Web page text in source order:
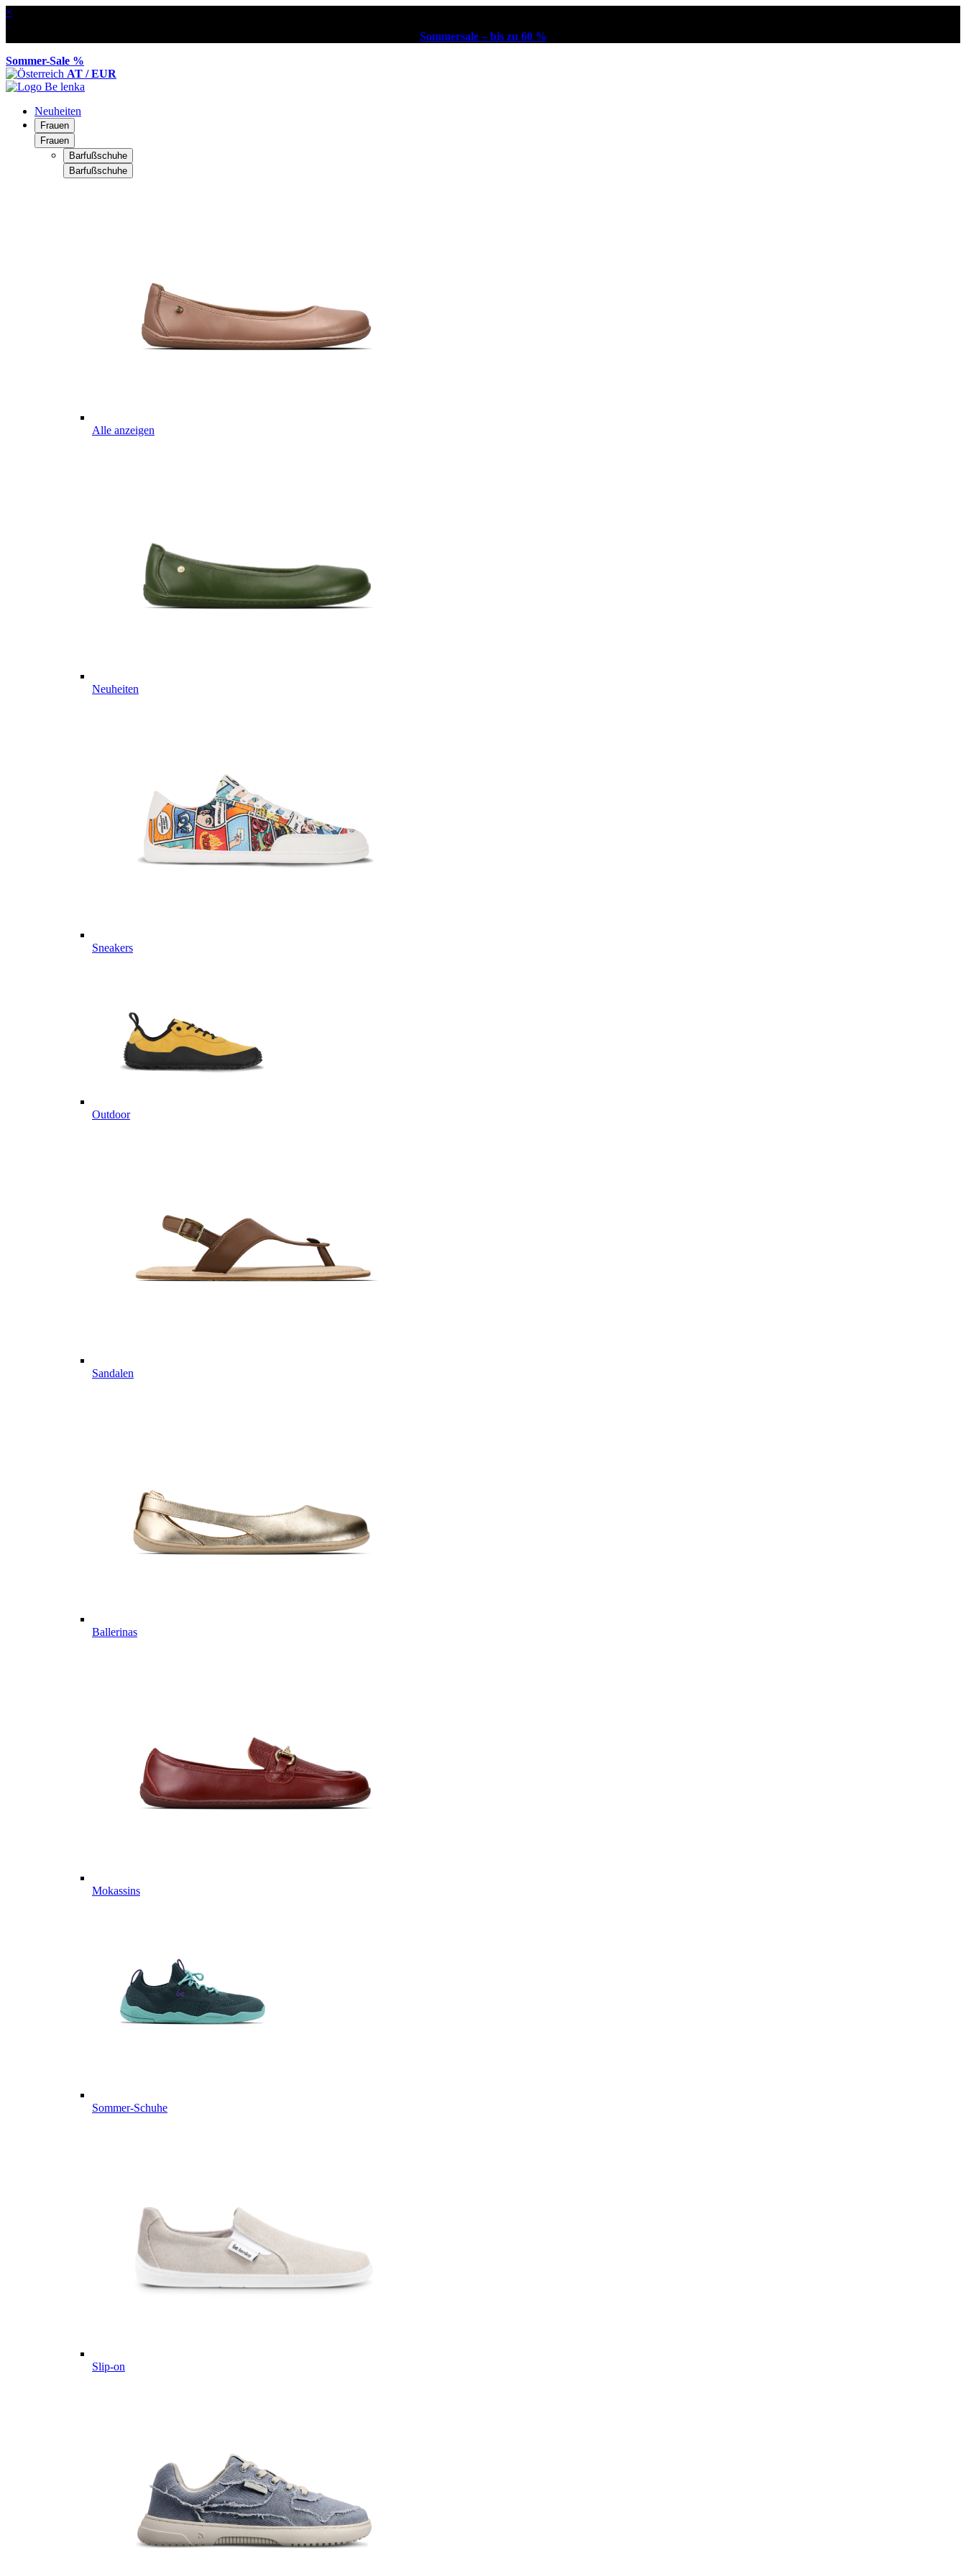
×
Sommersale – bis zu 60 %
Sommer-Sale %
AT / EUR
Neuheiten
Frauen
Frauen
Barfußschuhe
Barfußschuhe
Alle anzeigen
Neuheiten
Sneakers
Outdoor
Sandalen
Ballerinas
Mokassins
Sommer-Schuhe
Slip-on